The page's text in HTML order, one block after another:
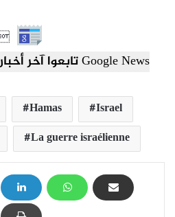
تابعوا آخر أخبار الأوبزرفر العربي عبر Google News
Hamas
Israel
La guerre israélienne